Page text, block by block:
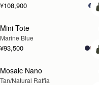
¥108,900
Mini Tote
Marine Blue
¥93,500
予約する
Mosaic Nano
Tan/Natural Raffia